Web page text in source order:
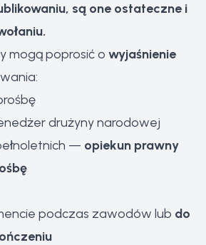
są one ostateczne i
mogą poprosić o wyjaśnienie
drużyny narodowej
— opiekun prawny
podczas zawodów lub do